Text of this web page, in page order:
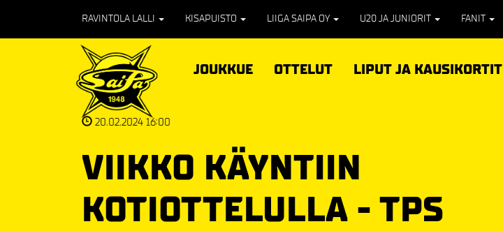
RAVINTOLA LALLI KISAPUISTO LIIGA SAIPA OY U20 JA JUNIORIT FANIT
JOUKKUE OTTELUT LIPUT JA KAUSIKORTIT
20.02.2024 16:00
VIIKKO KÄYNTIIN
KOTIOTTELULLA - TPS